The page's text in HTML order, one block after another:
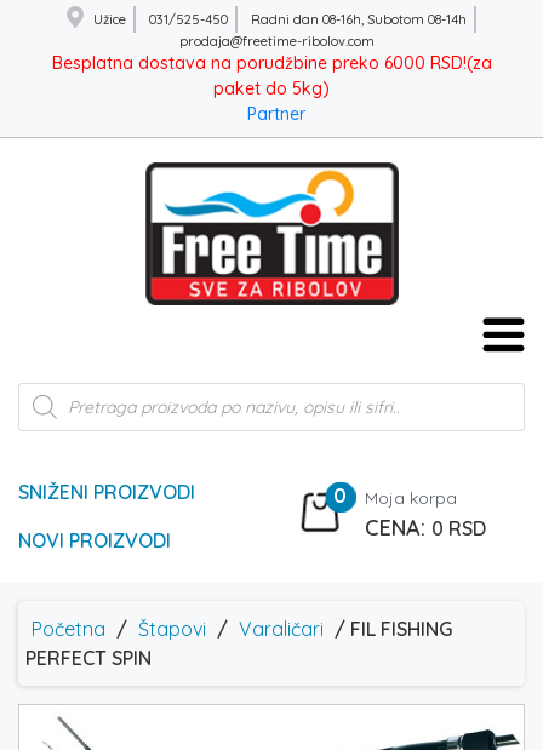
Užice 031/525-450
Radni dan 08-16h, Subotom 08-14h
prodaja@freetime-ribolov.com
Besplatna dostava na porudžbine preko 6000 RSD!(za
paket do 5kg)
Partner
Products
search
SNIŽENI PROIZVODI
NOVI PROIZVODI
0 Moja korpa
0 RSD
Početna / Štapovi / Varaličari / FIL FISHING
PERFECT SPIN